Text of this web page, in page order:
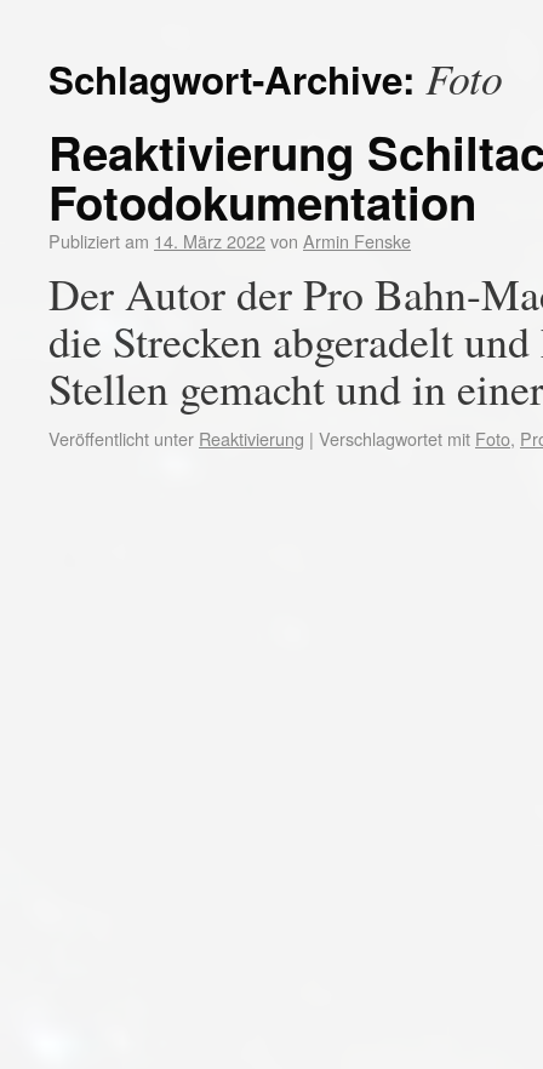
Schlagwort-Archive: Foto
Reaktivierung
Fotodokumentation
Publiziert am 14. März 2022von Armin Fenske
Der Autor der Pro Bahn-
die Strecken abgeradelt
Stellen gemacht und in
Veröffentlicht unter Reaktivierung | Verschlagwortet mit Foto,